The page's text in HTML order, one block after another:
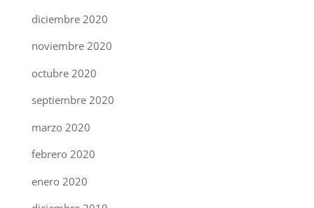
diciembre 2020
noviembre 2020
octubre 2020
septiembre 2020
marzo 2020
febrero 2020
enero 2020